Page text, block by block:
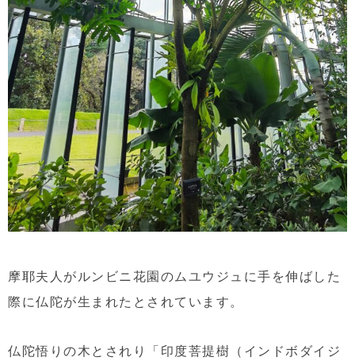
摩耶夫人がルンビニ花園のムユウジュに手を伸ばした
際に仏陀が生まれたとされています。
仏陀悟りの木とされり「印度菩提樹（インドボダイジ